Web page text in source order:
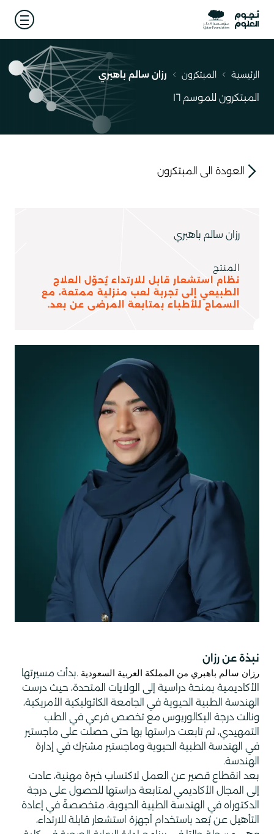
مسار
التنقل
الرئيسية المبتكرون رزان سالم باهبري
المبتكرون للموسم ١٦
العودة الى المبتكرون
link
رزان سالم باهبري
المنتج
نظام استشعار قابل للارتداء يُحوّل العلاج
الطبيعي إلى تجربة لعب منزلية ممتعة، مع
السماح للأطباء بمتابعة المرضى عن بعد.
نبذة عن رزان
رزان سالم باهبري من المملكة العربية السعودية .بدأت مسيرتها
الأكاديمية بمنحة دراسية إلى الولايات المتحدة، حيث درست
الهندسة الطبية الحيوية في الجامعة الكاثوليكية الأمريكية،
ونالت درجة البكالوريوس مع تخصص فرعي في الطب
التمهيدي، ثم تابعت دراستها بها حتى حصلت على ماجستير
في الهندسة الطبية الحيوية وماجستير مشترك في إدارة
الهندسة.
بعد انقطاع قصير عن العمل لاكتساب خبرة مهنية، عادت
إلى المجال الأكاديمي لمتابعة دراستها للحصول على درجة
الدكتوراه في الهندسة الطبية الحيوية، متخصصةً في إعادة
التأهيل عن بُعد باستخدام أجهزة استشعار قابلة للارتداء،